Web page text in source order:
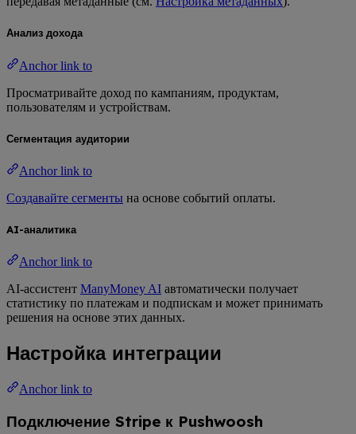
Анализ дохода
Anchor link to
Просматривайте доход по кампаниям, продуктам,
пользователям и устройствам.
Сегментация аудитории
Anchor link to
Создавайте сегменты на основе событий оплаты.
AI-аналитика
Anchor link to
AI-ассистент ManyMoney AI автоматически получает
статистику по платежам и подпискам и может принимать
решения на основе этих данных.
Настройка интеграции
Anchor link to
Подключение Stripe к Pushwoosh